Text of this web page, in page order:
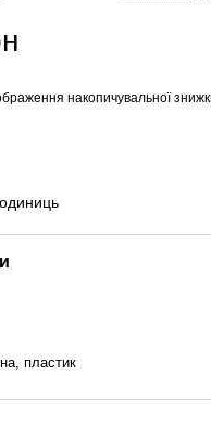
накопичувальної
пластик